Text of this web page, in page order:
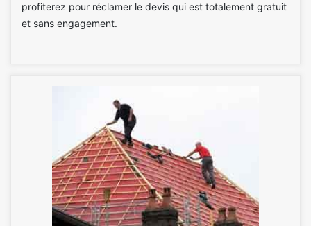
profiterez pour réclamer le devis qui est totalement gratuit
et sans engagement.